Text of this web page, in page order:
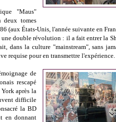
"Maus"
deux tomes
(aux États-Unis, l'année suivante en
double révolution : il a fait entrer la
dans la culture "mainstream", sans
requise pour en transmettre l'expérience.
de
rescapé
après la
difficile
la BD
en donnant